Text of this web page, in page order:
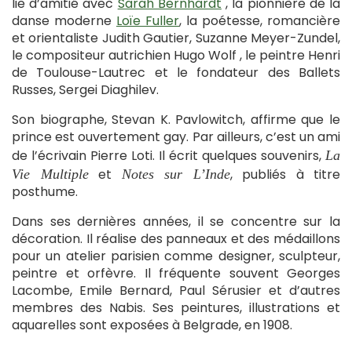
danse moderne Loïe Fuller, la poétesse, romancière
et orientaliste Judith Gautier, Suzanne Meyer-Zundel,
le compositeur autrichien Hugo Wolf , le peintre Henri
de Toulouse-Lautrec et le fondateur des Ballets
Russes, Sergei Diaghilev.
Son biographe, Stevan K. Pavlowitch, affirme que le
prince est ouvertement gay. Par ailleurs, c’est un ami
de l’écrivain Pierre Loti. Il écrit quelques souvenirs, La
Vie Multipleet Notes sur L’Inde, publiés à titre
posthume.
Dans ses dernières années, il se concentre sur la
décoration. Il réalise des panneaux et des médaillons
pour un atelier parisien comme designer, sculpteur,
peintre et orfèvre. Il fréquente souvent Georges
Lacombe, Emile Bernard, Paul Sérusier et d’autres
membres des Nabis. Ses peintures, illustrations et
aquarelles sont exposées à Belgrade, en 1908.